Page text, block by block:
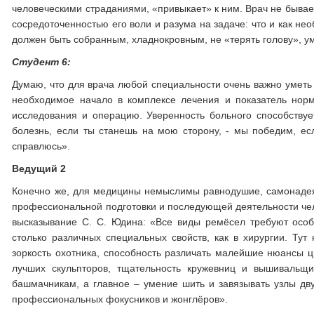
человеческими страданиями, «привыкает» к ним. Врач не
сосредоточенностью его воли и разума на задаче: что и как
должен быть собранным, хладнокровным, не «терять голову»,
Студент 6:
Думаю, что для врача любой специальности очень важно уметь
необходимое начало в комплексе лечения и показатель
исследования и операцию. Уверенность больного
болезнь, если ты станешь на мою сторону, - мы победим,
справлюсь».
Ведущий 2
Конечно же, для медицины немыслимы равнодушие,
профессиональной подготовки и последующей деятельности
высказывание С. С. Юдина: «Все виды ремёсел требуют
столько различных специальных свойств, как в хирургии.
зоркость охотника, способность различать малейшие
лучших скульпторов, тщательность кружевниц и
башмачникам, а главное – умение шить и завязывать узлы
профессиональных фокусников и жонглёров».